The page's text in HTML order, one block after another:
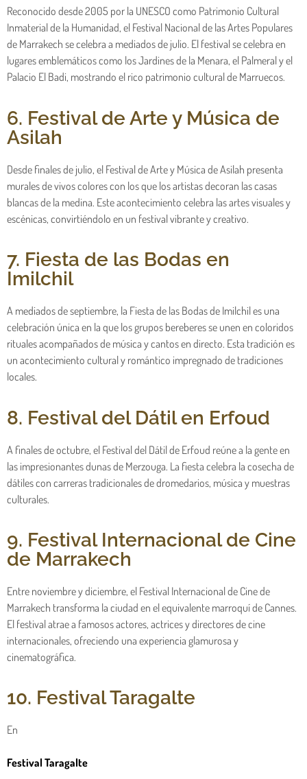
Reconocido desde 2005 por la UNESCO como Patrimonio Cultural
Inmaterial de la Humanidad, el Festival Nacional de las Artes Populares
de Marrakech se celebra a mediados de julio. El festival se celebra en
lugares emblemáticos como los Jardines de la Menara, el Palmeral y el
Palacio El Badi, mostrando el rico patrimonio cultural de Marruecos.
6. Festival de Arte y Música de
Asilah
Desde finales de julio, el Festival de Arte y Música de Asilah presenta
murales de vivos colores con los que los artistas decoran las casas
blancas de la medina. Este acontecimiento celebra las artes visuales y
escénicas, convirtiéndolo en un festival vibrante y creativo.
7. Fiesta de las Bodas en
Imilchil
A mediados de septiembre, la Fiesta de las Bodas de Imilchil es una
celebración única en la que los grupos bereberes se unen en coloridos
rituales acompañados de música y cantos en directo. Esta tradición es
un acontecimiento cultural y romántico impregnado de tradiciones
locales.
8. Festival del Dátil en Erfoud
A finales de octubre, el Festival del Dátil de Erfoud reúne a la gente en
las impresionantes dunas de Merzouga. La fiesta celebra la cosecha de
dátiles con carreras tradicionales de dromedarios, música y muestras
culturales.
9. Festival Internacional de Cine
de Marrakech
Entre noviembre y diciembre, el Festival Internacional de Cine de
Marrakech transforma la ciudad en el equivalente marroquí de Cannes.
El festival atrae a famosos actores, actrices y directores de cine
internacionales, ofreciendo una experiencia glamurosa y
cinematográfica.
10. Festival Taragalte
En
Festival Taragalte